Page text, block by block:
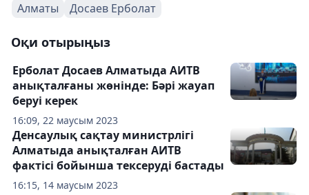
Алматы Досаев Ерболат
Оқи отырыңыз
16:09, 22 маусым 2023
Ерболат Досаев Алматыда АИТВ
анықталғаны жөнінде: Бәрі жауап
беруі керек
16:15, 14 маусым 2023
Денсаулық сақтау министрлігі
Алматыда анықталған АИТВ
фактісі бойынша тексеруді бастады